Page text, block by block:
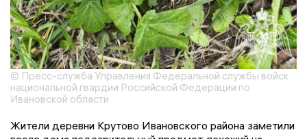
© Пресс-служба Управления Федеральной службы войск
национальной гвардии Российской Федерации по
Ивановской области
Жители деревни Крутово Ивановского района заметили